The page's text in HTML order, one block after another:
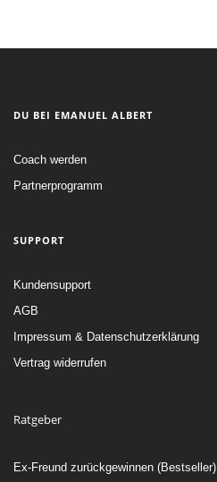
DU BEI EMANUEL ALBERT
Coach werden
Partnerprogramm
SUPPORT
Kundensupport
AGB
Impressum & Datenschutzerklärung
Vertrag widerrufen
Ratgeber
Ex-Freund zurückgewinnen (Bestseller)